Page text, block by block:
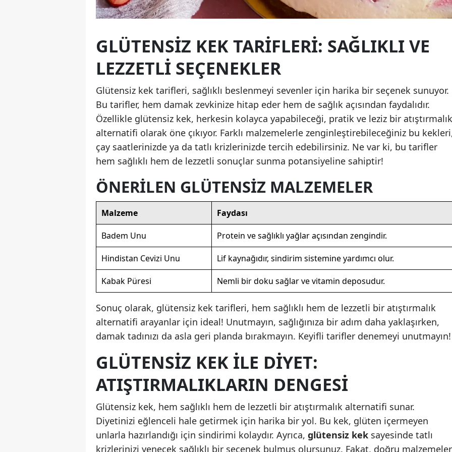
Yozgat
Zonguldak
Karaman
Kırıkkale
Batman
Şırnak
Bartın
Ardahan
Iğdır
Yalova
Kilis
Osmaniye
Düzce
GLÜTENSIZ KEK TARIFLERI: SAĞLIKLI VE
LEZZETLI SEÇENEKLER
Glütensiz kek tarifleri, sağlıklı beslenmeyi sevenler için harika bir seçenek sunuyor.
Bu tarifler, hem damak zevkinize hitap eder hem de sağlık açısından faydalıdır.
Özellikle glütensiz kek, herkesin kolayca yapabileceği, pratik ve leziz bir atıştırmalık
alternatifi olarak öne çıkıyor. Farklı malzemelerle zenginleştirebileceğiniz bu
çay saatlerinizde ya da tatlı krizlerinizde tercih edebilirsiniz. Ne var ki, bu tarifler
hem sağlıklı hem de lezzetli sonuçlar sunma potansiyeline sahiptir!
ÖNERILEN GLÜTENSIZ MALZEMELER
Malzeme Faydası
Badem Unu Protein ve sağlıklı yağlar açısından zengindir.
Hindistan Cevizi Unu Lif kaynağıdır, sindirim sistemine yardımcı olur.
Kabak Püresi Nemli bir doku sağlar ve vitamin deposudur.
Sonuç olarak, glütensiz kek tarifleri, hem sağlıklı hem de lezzetli bir atıştırmalık
alternatifi arayanlar için ideal! Unutmayın, sağlığınıza bir adım daha yaklaşırken,
damak tadınızı da asla geri planda bırakmayın. Keyifli tarifler denemeyi unutmayın!
GLÜTENSIZ KEK ILE DIYET:
ATIŞTIRMALIKLARIN DENGESI
Glütensiz kek, hem sağlıklı hem de lezzetli bir atıştırmalık alternatifi sunar.
Diyetinizi eğlenceli hale getirmek için harika bir yol. Bu kek, glüten içermeyen
unlarla hazırlandığı için sindirimi kolaydır. Ayrıca, glütensiz kek sayesinde tatlı
krizlerinizi yenecek sağlıklı bir seçenek bulmuş olursunuz. Fakat, doğru